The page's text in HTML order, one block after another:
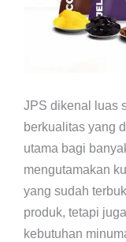
JPS dikenal luas
berkualitas yang
utama bagi
mengutamakan
yang sudah
produk, tetapi
kebutuhan